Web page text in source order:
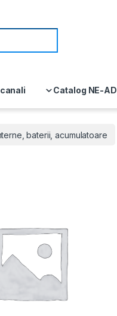
Catalog NE-AD
baterii, acumulatoare